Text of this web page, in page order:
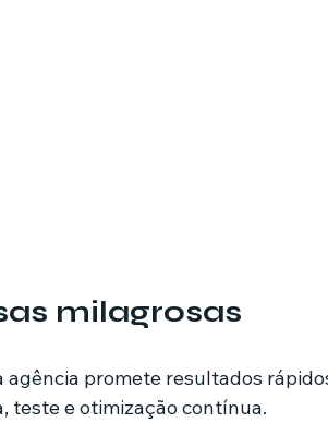
milagrosas
promete resultados
teste e otimização contínua.